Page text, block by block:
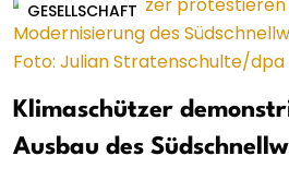
GESELLSCHAFT
Klimaschützer
Ausbau des